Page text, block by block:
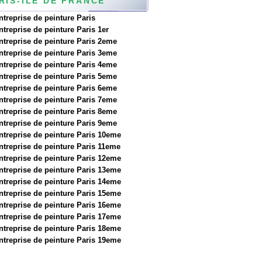
de peinture Paris
de peinture Paris 1er
de peinture Paris 2eme
de peinture Paris 3eme
de peinture Paris 4eme
de peinture Paris 5eme
de peinture Paris 6eme
de peinture Paris 7eme
de peinture Paris 8eme
de peinture Paris 9eme
de peinture Paris 10eme
de peinture Paris 11eme
de peinture Paris 12eme
de peinture Paris 13eme
de peinture Paris 14eme
de peinture Paris 15eme
de peinture Paris 16eme
de peinture Paris 17eme
de peinture Paris 18eme
de peinture Paris 19eme